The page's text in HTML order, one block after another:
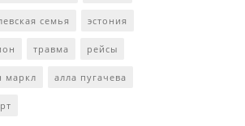
семья эстония
травма рейсы
маркл алла пугачева